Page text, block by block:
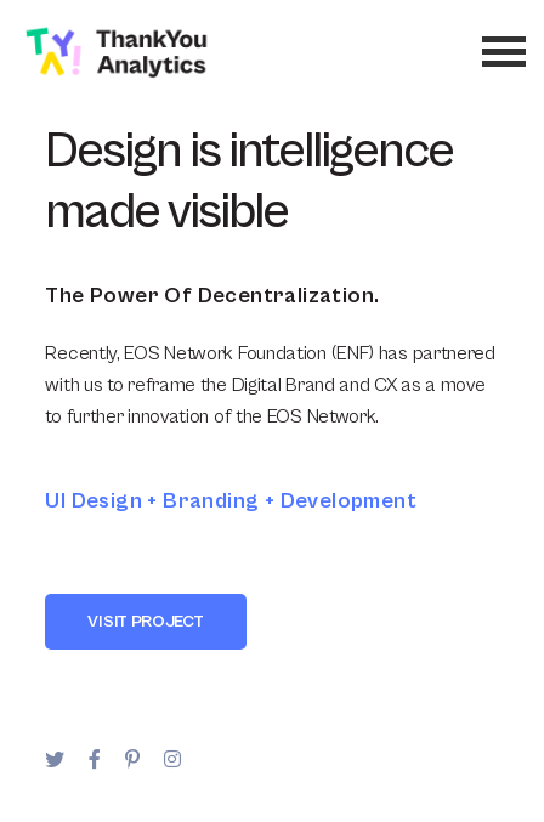
Design is intelligence
made visible
The Power Of Decentralization.
Recently, EOS Network Foundation (ENF) has partnered
with us to reframe the Digital Brand and CX as a move
to further innovation of the EOS Network.
UI Design + Branding + Development
VISIT PROJECT